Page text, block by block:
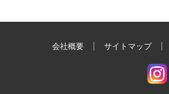
会社概要 サイトマップ